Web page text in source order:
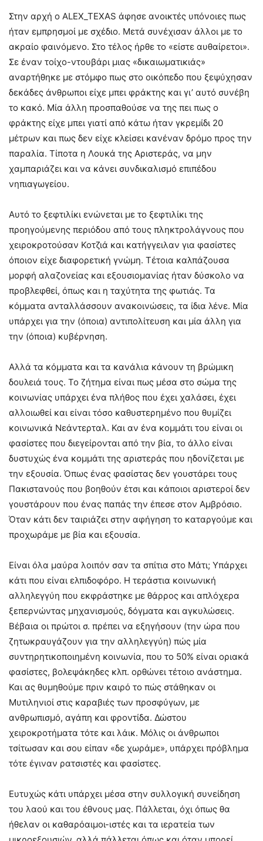
Στην αρχή ο ALEX_TEXAS άφησε ανοικτές υπόνοιες πως
ήταν εμπρησμοί με σχέδιο. Μετά συνέχισαν άλλοι με το
ακραίο φαινόμενο. Στο τέλος ήρθε το «είστε αυθαίρετοι».
Σε έναν τοίχο-ντουβάρι μιας «δικαιωματικιάς»
αναρτήθηκε με στόμφο πως στο οικόπεδο που ξεψύχησαν
δεκάδες άνθρωποι είχε μπει φράκτης και γι’ αυτό συνέβη
το κακό. Μία άλλη προσπαθούσε να της πει πως ο
φράκτης είχε μπει γιατί από κάτω ήταν γκρεμίδι 20
μέτρων και πως δεν είχε κλείσει κανέναν δρόμο προς την
παραλία. Τίποτα η Λουκά της Αριστεράς, να μην
χαμπαριάζει και να κάνει συνδικαλισμό επιπέδου
νηπιαγωγείου.
Αυτό το ξεφτιλίκι ενώνεται με το ξεφτιλίκι της
προηγούμενης περιόδου από τους πληκτρολάγνους που
χειροκροτούσαν Κοτζιά και κατήγγειλαν για φασίστες
όποιον είχε διαφορετική γνώμη. Τέτοια καλπάζουσα
μορφή αλαζονείας και εξουσιομανίας ήταν δύσκολο να
προβλεφθεί, όπως και η ταχύτητα της φωτιάς. Τα
κόμματα ανταλλάσσουν ανακοινώσεις, τα ίδια λένε. Μία
υπάρχει για την (όποια) αντιπολίτευση και μία άλλη για
την (όποια) κυβέρνηση.
Αλλά τα κόμματα και τα κανάλια κάνουν τη βρώμικη
δουλειά τους. Το ζήτημα είναι πως μέσα στο σώμα της
κοινωνίας υπάρχει ένα πλήθος που έχει χαλάσει, έχει
αλλοιωθεί και είναι τόσο καθυστερημένο που θυμίζει
κοινωνικά Νεάντερταλ. Και αν ένα κομμάτι του είναι οι
φασίστες που διεγείρονται από την βία, το άλλο είναι
δυστυχώς ένα κομμάτι της αριστεράς που ηδονίζεται με
την εξουσία. Όπως ένας φασίστας δεν γουστάρει τους
Πακιστανούς που βοηθούν έτσι και κάποιοι αριστεροί δεν
γουστάρουν που ένας παπάς την έπεσε στον Αμβρόσιο.
Όταν κάτι δεν ταιριάζει στην αφήγηση το καταργούμε και
προχωράμε με βία και εξουσία.
Είναι όλα μαύρα λοιπόν σαν τα σπίτια στο Μάτι; Υπάρχει
κάτι που είναι ελπιδοφόρο. Η τεράστια κοινωνική
αλληλεγγύη που εκφράστηκε με θάρρος και απλόχερα
ξεπερνώντας μηχανισμούς, δόγματα και αγκυλώσεις.
Βέβαια οι πρώτοι σ. πρέπει να εξηγήσουν (την ώρα που
ζητωκραυγάζουν για την αλληλεγγύη) πώς μία
συντηρητικοποιημένη κοινωνία, που το 50% είναι οριακά
φασίστες, βολεψάκηδες κλπ. ορθώνει τέτοιο ανάστημα.
Και ας θυμηθούμε πριν καιρό το πώς στάθηκαν οι
Μυτιληνιοί στις καραβιές των προσφύγων, με
ανθρωπισμό, αγάπη και φροντίδα. Δώστου
χειροκροτήματα τότε και λάικ. Μόλις οι άνθρωποι
τσίτωσαν και σου είπαν «δε χωράμε», υπάρχει πρόβλημα
τότε έγιναν ρατσιστές και φασίστες.
Ευτυχώς κάτι υπάρχει μέσα στην συλλογική συνείδηση
του λαού και του έθνους μας. Πάλλεται, όχι όπως θα
ήθελαν οι καθαρόαιμοι-ιστές και τα ιερατεία των